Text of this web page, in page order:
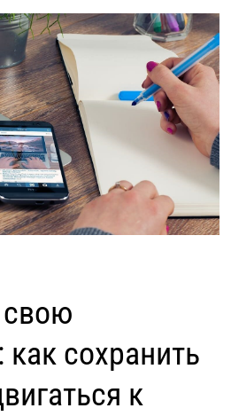
свою
сохранить
к